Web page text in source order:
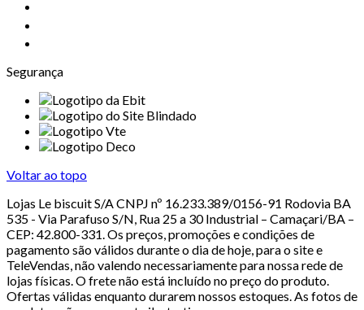
Segurança
Voltar ao topo
Lojas Le biscuit S/A CNPJ nº 16.233.389/0156-91 Rodovia BA
535 - Via Parafuso S/N, Rua 25 a 30 Industrial – Camaçari/BA –
CEP: 42.800-331. Os preços, promoções e condições de
pagamento são válidos durante o dia de hoje, para o site e
TeleVendas, não valendo necessariamente para nossa rede de
lojas físicas. O frete não está incluído no preço do produto.
Ofertas válidas enquanto durarem nossos estoques. As fotos de